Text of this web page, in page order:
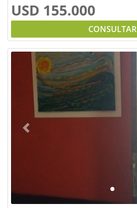
USD 155.000
CONSULTAR
Previous